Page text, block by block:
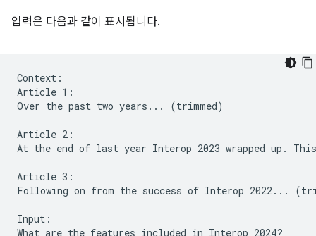
입력은 다음과 같이 표시됩니다.
Context:
Article 1:
Over the past two years... (trimmed)
Article 2:
At the end of last year Interop 2023 wrapped up.
Article 3:
Following on from the success of Interop 2022...
Input: